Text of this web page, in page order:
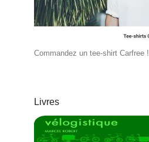
Commandez un tee-shirt Carfree !
Livres